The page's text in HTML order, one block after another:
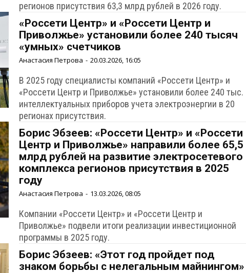
регионов присутствия 63,3 млрд рублей в 2026 году.
«Россети Центр» и «Россети Центр и
Приволжье» установили более 240 тысяч
«умных» счетчиков
Анастасия Петрова - 20.03.2026, 16:05
В 2025 году специалисты компаний «Россети Центр» и
«Россети Центр и Приволжье» установили более 240 тыс.
интеллектуальных приборов учета электроэнергии в 20
регионах присутствия.
Борис Эбзеев: «Россети Центр» и «Россети
Центр и Приволжье» направили более 65,5
млрд рублей на развитие электросетевого
комплекса регионов присутствия в 2025
году
Анастасия Петрова - 13.03.2026, 08:05
Компании «Россети Центр» и «Россети Центр и
Приволжье» подвели итоги реализации инвестиционной
программы в 2025 году.
Борис Эбзеев: «Этот год пройдет под
знаком борьбы с нелегальным майнингом»